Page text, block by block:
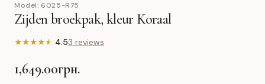
Model: 6025-R75
Zijden broekpak, kleur Koraal
★★★★★ 4.53 reviews
1,649.00грн.